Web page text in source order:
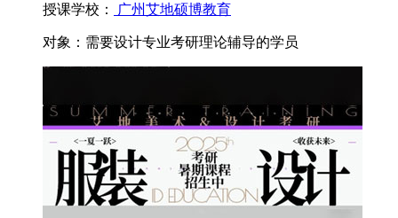
授课学校： 广州艾地硕博教育
对象： 需要设计专业考研理论辅导的学员